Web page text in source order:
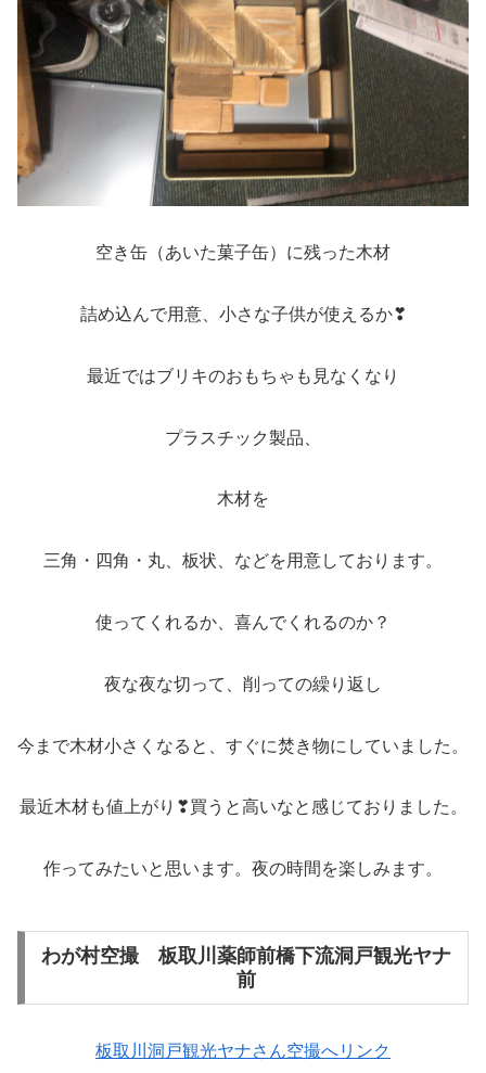
空き缶（あいた菓子缶）に残った木材
詰め込んで用意、小さな子供が使えるか❣
最近ではブリキのおもちゃも見なくなり
プラスチック製品、
木材を
三角・四角・丸、板状、などを用意しております。
使ってくれるか、喜んでくれるのか？
夜な夜な切って、削っての繰り返し
今まで木材小さくなると、すぐに焚き物にしていました。
最近木材も値上がり❣買うと高いなと感じておりました。
作ってみたいと思います。夜の時間を楽しみます。
わが村空撮 板取川薬師前橋下流洞戸観光ヤナ
前
板取川洞戸観光ヤナさん空撮へリンク